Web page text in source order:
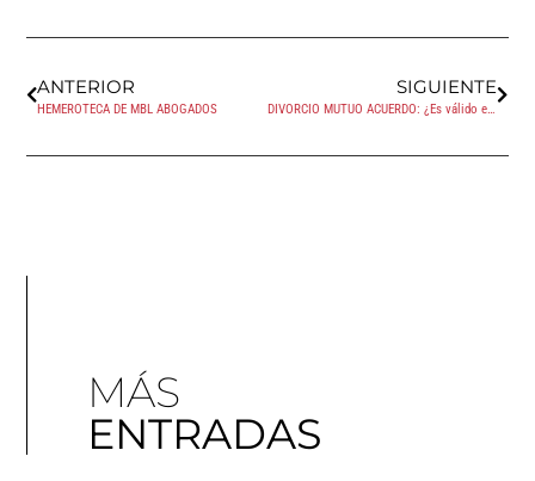
ANTERIOR
HEMEROTECA DE MBL ABOGADOS
SIGUIENTE
DIVORCIO MUTUO ACUERDO: ¿Es válido el Convenio Regulador que no se ratifica ante el Juzgado?
MÁS
ENTRADAS